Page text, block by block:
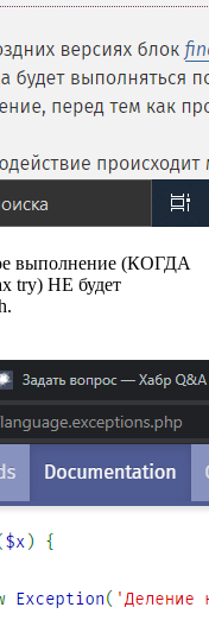
выполнение (КОГДА
try) НЕ будет